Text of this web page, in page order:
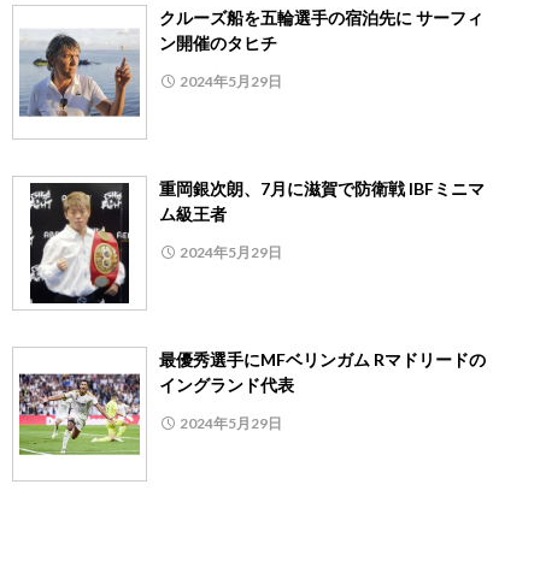
クルーズ船を五輪選手の宿泊先に サーフィ
ン開催のタヒチ
2024年5月29日
重岡銀次朗、7月に滋賀で防衛戦 IBFミニマ
ム級王者
2024年5月29日
最優秀選手にMFベリンガム Rマドリードの
イングランド代表
2024年5月29日